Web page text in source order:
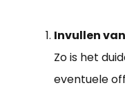
Invullen
Zo is het
eventuele